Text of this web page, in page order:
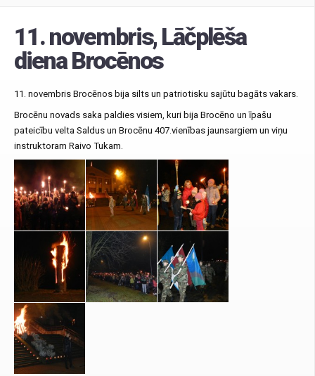
11. novembris, Lāčplēša
diena Brocēnos
11. novembris Brocēnos bija silts un patriotisku sajūtu bagāts vakars.
Brocēnu novads saka paldies visiem, kuri bija Brocēno un īpašu
pateicību velta Saldus un Brocēnu 407.vienības jaunsargiem un viņu
instruktoram Raivo Tukam.